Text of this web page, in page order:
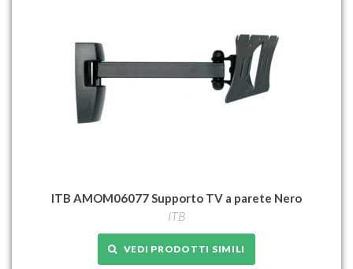
ITB AMOM06077 Supporto TV a parete Nero
ITB
VEDI PRODOTTI SIMILI